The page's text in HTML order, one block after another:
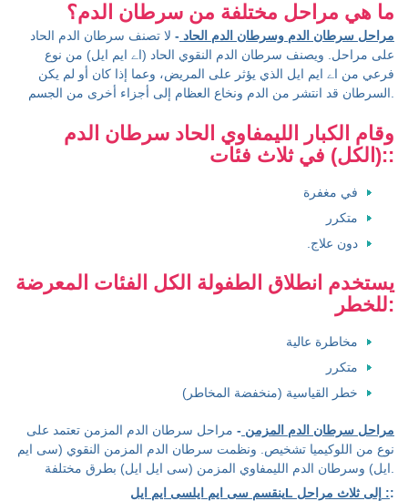
ما هي مراحل مختلفة من سرطان الدم؟
مراحل سرطان الدم وسرطان الدم الحاد - لا تصنف سرطان الدم الحاد
على مراحل. ويصنف سرطان الدم النقوي الحاد (اے ایم ایل) من نوع
فرعي من اے ایم ایل الذي يؤثر على المريض، وعما إذا كان أو لم يكن
السرطان قد انتشر من الدم ونخاع العظام إلى أجزاء أخرى من الجسم.
وقام الكبار الليمفاوي الحاد سرطان الدم
(الكل) في ثلاث فئات::
في مغفرة
متكرر
دون علاج.
يستخدم انطلاق الطفولة الكل الفئات المعرضة
للخطر:
مخاطرة عالية
متكرر
خطر القياسية (منخفضة المخاطر)
مراحل سرطان الدم المزمن - مراحل سرطان الدم المزمن تعتمد على
نوع من اللوكيميا تشخيص. ونظمت سرطان الدم المزمن النقوي (سی ایم
ينقسم سی ایم ایلسی ایم ایلL إلى ثلاث مراحل ::